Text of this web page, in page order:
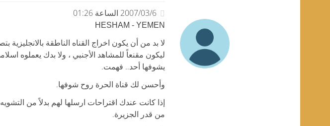
2007/03/6 الساعة 01:26
HESHAM - YEMEN
لا بد من أن يكون اخراج القناه الناطقة بالانجليزية
ليكون مقنعاً للمشاهد الأجنبي ، ولا بدك يعملوه
يشوفها أحد.. فهمت.
وأحسن لك قناة الحرة روح شوفها.
إذا كانت عندك اقتراحات ارسلها لهم بدلاً من
من قدر الجزيرة.